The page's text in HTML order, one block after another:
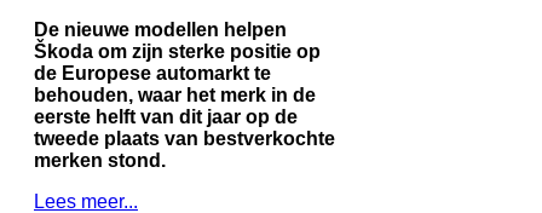
De nieuwe modellen helpen
Škoda om zijn sterke positie op
de Europese automarkt te
behouden, waar het merk in de
eerste helft van dit jaar op de
tweede plaats van bestverkochte
merken stond.
Lees meer...